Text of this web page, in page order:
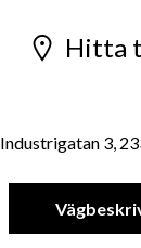
Hitta
Industrigatan 3,